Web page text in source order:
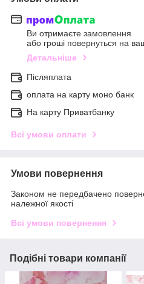
Ви отримаєте замовлення
або гроші повернуться на
Детальніше
Післяплата
оплата на карту моно банк
На карту Приватбанку
Всі умови оплати
Умови повернення
Законом не передбачено
належної якості
Всі умови повернення
Подібні товари компанії